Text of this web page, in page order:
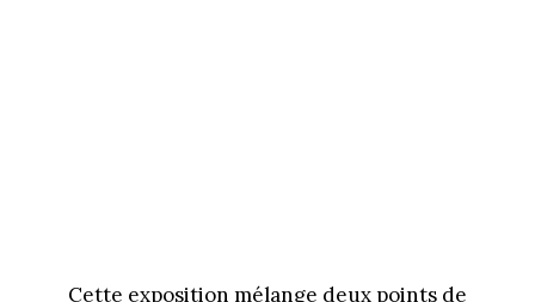
Cette exposition mélange deux points de